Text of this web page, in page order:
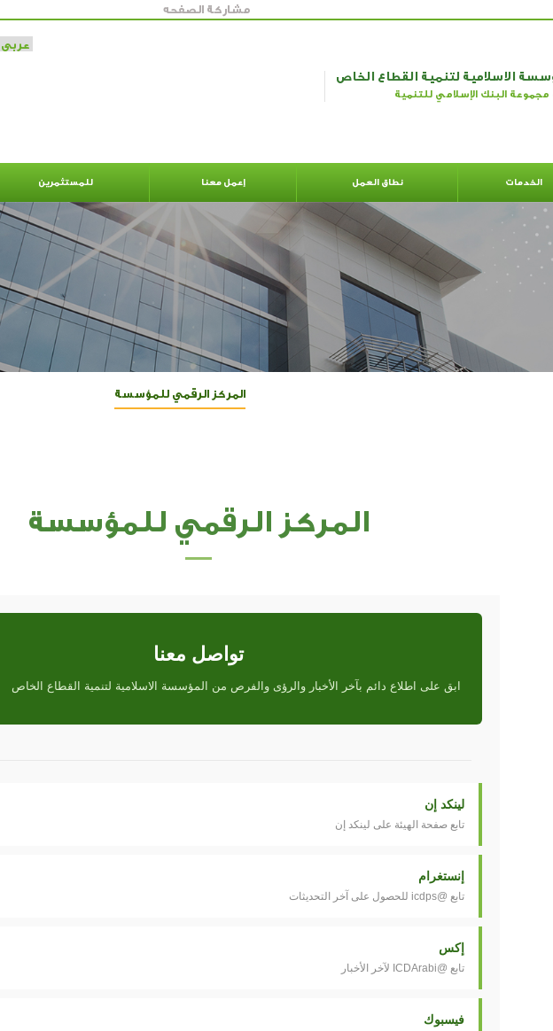
مشاركة الصفحه
الاسلامية لتنمية القطاع الخاص
البنك الإسلامي للتنمية
الخدمات نطاق العمل إعمل معنا للمستثمرين
المركز الرقمي للمؤسسة
المركز الرقمي للمؤسسة
تواصل معنا
ابق على اطلاع دائم بآخر الأخبار والرؤى والفرص من المؤسسة الاسلامية لتنمية القطاع الخاص
لينكد إن
تابع صفحة الهيئة على لينكد إن
إنستغرام
تابع @icdps للحصول على آخر التحديثات
إكس
تابع @ICDArabi لآخر الأخبار
فيسبوك